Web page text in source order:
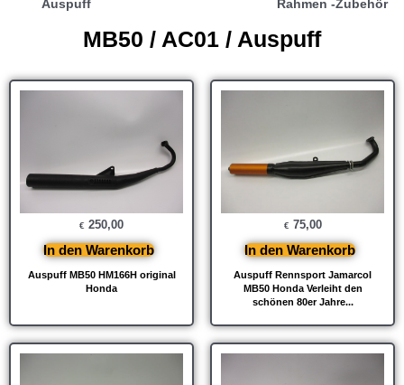
Auspuff Rahmen -Zubehör
MB50 / AC01 / Auspuff
Auspuff MB50 HM166H original
Honda
€ 250,00
In den Warenkorb
Auspuff Rennsport Jamarcol
MB50 Honda Verleiht den
schönen 80er Jahre...
€ 75,00
In den Warenkorb